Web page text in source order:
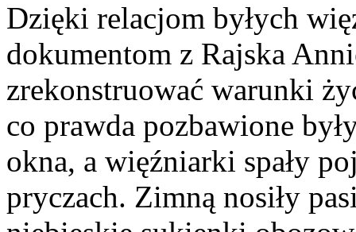
Dzięki relacjom byłych
dokumentom z Rajska
zrekonstruować warunki
co prawda pozbawione
okna, a więźniarki spały
pryczach. Zimną nosiły